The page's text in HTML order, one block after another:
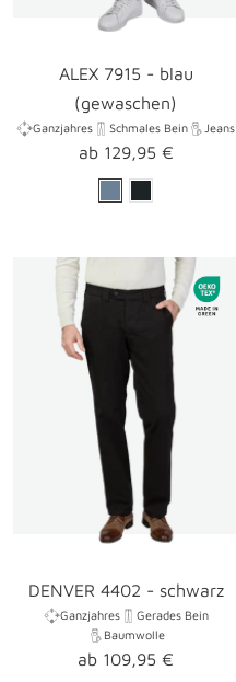
ALEX 7915 - blau
(gewaschen)
Ganzjahres Schmales Bein Jeans
Angebotspreis
ab 129,95 €
DENVER 4402 - schwarz
Ganzjahres
Gerades Bein
Baumwolle
Angebotspreis
ab 109,95 €